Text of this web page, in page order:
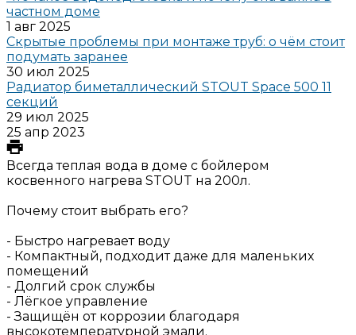
частном доме
1 авг 2025
Скрытые проблемы при монтаже труб: о чём стоит
подумать заранее
30 июл 2025
Радиатор биметаллический STOUT Space 500 11
секций
29 июл 2025
25 апр 2023
Всегда теплая вода в доме с бойлером
косвенного нагрева STOUT на 200л.
Почему стоит выбрать его?
- Быстро нагревает воду
- Компактный, подходит даже для маленьких
помещений
- Долгий срок службы
- Лёгкое управление
- Защищён от коррозии благодаря
высокотемпературной эмали.